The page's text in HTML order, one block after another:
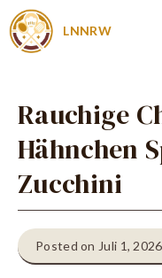
Zum
Inhalt
LNNRW
Rauchige
Hähnchen
Zucchini
Posted on Juli 1, 2026